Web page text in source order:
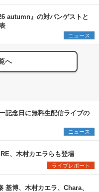
autumn』の対バンゲストと
ニュース
へ
記念日に無料生配信ライブの
ニュース
、木村カエラらも登場
ライブレポート
基博、木村カエラ、Chara、